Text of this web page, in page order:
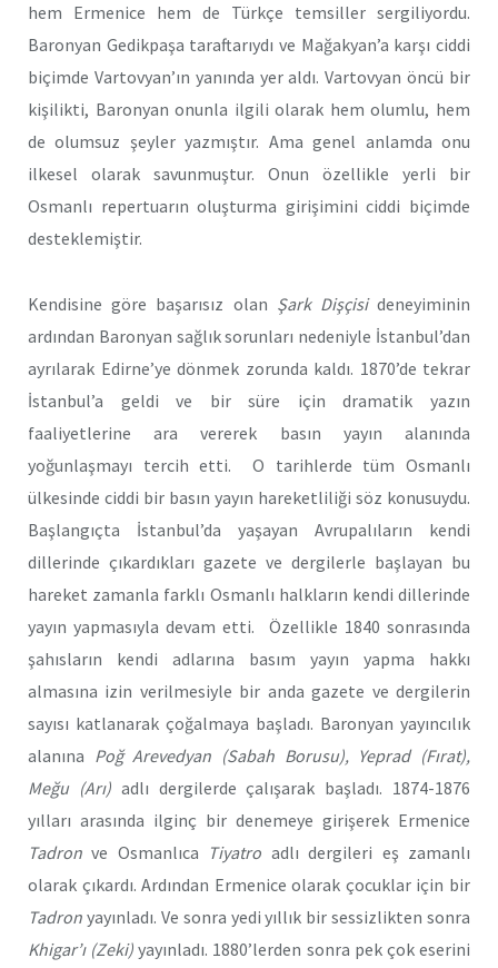
hem Ermenice hem de Türkçe temsiller sergiliyordu.
Baronyan Gedikpaşa taraftarıydı ve Mağakyan’a karşı ciddi
biçimde Vartovyan’ın yanında yer aldı. Vartovyan öncü bir
kişilikti, Baronyan onunla ilgili olarak hem olumlu, hem
de olumsuz şeyler yazmıştır. Ama genel anlamda onu
ilkesel olarak savunmuştur. Onun özellikle yerli bir
Osmanlı repertuarın oluşturma girişimini ciddi biçimde
desteklemiştir.
Kendisine göre başarısız olan Şark Dişçisideneyiminin
ardından Baronyan sağlık sorunları nedeniyle İstanbul’dan
ayrılarak Edirne’ye dönmek zorunda kaldı. 1870’de tekrar
İstanbul’a geldi ve bir süre için dramatik yazın
faaliyetlerine ara vererek basın yayın alanında
yoğunlaşmayı tercih etti. O tarihlerde tüm Osmanlı
ülkesinde ciddi bir basın yayın hareketliliği söz konusuydu.
Başlangıçta İstanbul’da yaşayan Avrupalıların kendi
dillerinde çıkardıkları gazete ve dergilerle başlayan bu
hareket zamanla farklı Osmanlı halkların kendi dillerinde
yayın yapmasıyla devam etti. Özellikle 1840 sonrasında
şahısların kendi adlarına basım yayın yapma hakkı
almasına izin verilmesiyle bir anda gazete ve dergilerin
sayısı katlanarak çoğalmaya başladı. Baronyan yayıncılık
alanına Poğ Arevedyan (Sabah Borusu), Yeprad (Fırat),
Meğu (Arı)adlı dergilerde çalışarak başladı. 1874-1876
yılları arasında ilginç bir denemeye girişerek Ermenice
Tadronve Osmanlıca Tiyatro adlı dergileri eş zamanlı
olarak çıkardı. Ardından Ermenice olarak çocuklar için bir
Tadron yayınladı. Ve sonra yedi yıllık bir sessizlikten sonra
Khigar’ı (Zeki) yayınladı. 1880’lerden sonra pek çok eserini